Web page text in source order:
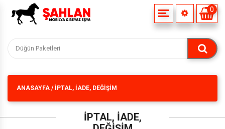
HAKKIMIZDA
0
ANASAYFA / İPTAL, İADE, DEĞIŞIM
İPTAL, İADE,